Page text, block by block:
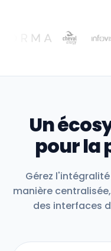
Un
pour la
Gérez
manière
des interfaces